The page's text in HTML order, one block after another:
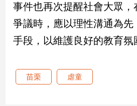
娛
樂
事件也再次提醒社會大眾，
爭議時，應以理性溝通為先
手段，以維護良好的教育氛
苗栗 虐童